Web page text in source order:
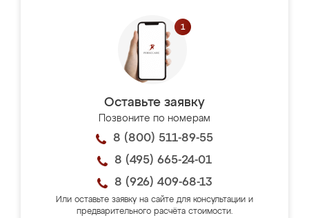
Оставьте заявку
Позвоните по номерам
8 (800) 511-89-55
8 (495) 665-24-01
8 (926) 409-68-13
Или оставьте заявку на сайте для консультации и
предварительного расчёта стоимости.